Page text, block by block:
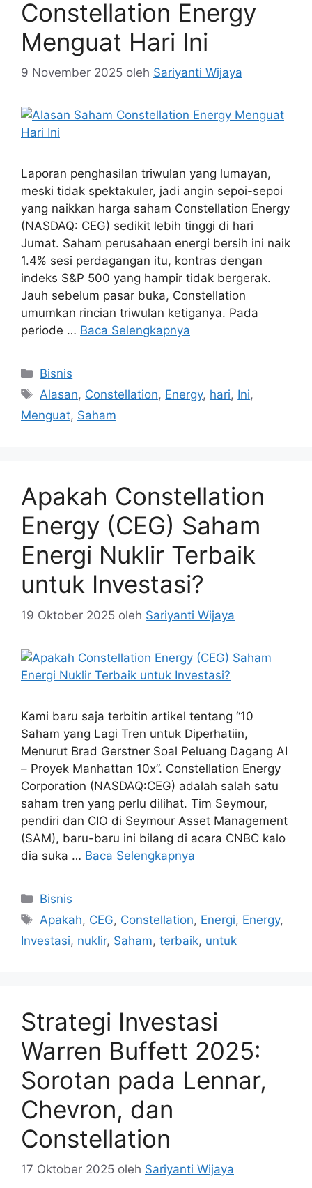
Constellation Energy
Menguat Hari Ini
9 November 2025 oleh Sariyanti Wijaya
Laporan penghasilan triwulan yang lumayan,
meski tidak spektakuler, jadi angin sepoi-sepoi
yang naikkan harga saham Constellation Energy
(NASDAQ: CEG) sedikit lebih tinggi di hari
Jumat. Saham perusahaan energi bersih ini naik
1.4% sesi perdagangan itu, kontras dengan
indeks S&P 500 yang hampir tidak bergerak.
Jauh sebelum pasar buka, Constellation
umumkan rincian triwulan ketiganya. Pada
periode … Baca Selengkapnya
Kategori
Bisnis
Tag
Alasan, Constellation, Energy, hari, Ini,
Menguat, Saham
Apakah Constellation
Energy (CEG) Saham
Energi Nuklir Terbaik
untuk Investasi?
19 Oktober 2025 oleh Sariyanti Wijaya
Kami baru saja terbitin artikel tentang “10
Saham yang Lagi Tren untuk Diperhatiin,
Menurut Brad Gerstner Soal Peluang Dagang AI
– Proyek Manhattan 10x”. Constellation Energy
Corporation (NASDAQ:CEG) adalah salah satu
saham tren yang perlu dilihat. Tim Seymour,
pendiri dan CIO di Seymour Asset Management
(SAM), baru-baru ini bilang di acara CNBC kalo
dia suka … Baca Selengkapnya
Kategori
Bisnis
Tag
Apakah, CEG, Constellation, Energi, Energy,
Investasi, nuklir, Saham, terbaik, untuk
Strategi Investasi
Warren Buffett 2025:
Sorotan pada Lennar,
Chevron, dan
Constellation
17 Oktober 2025 oleh Sariyanti Wijaya